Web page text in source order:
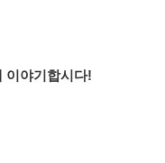
이야기합시다!